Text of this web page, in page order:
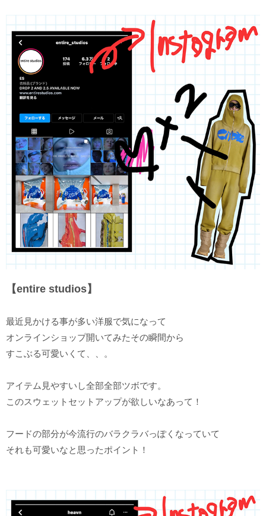
【entire studios】
最近見かける事が多い洋服で気になって
オンラインショップ開いてみたその瞬間から
すこぶる可愛いくて、、。
アイテム見やすいし全部全部ツボです。
このスウェットセットアップが欲しいなあって！
フードの部分が今流行のバラクラバっぽくなっていて
それも可愛いなと思ったポイント！